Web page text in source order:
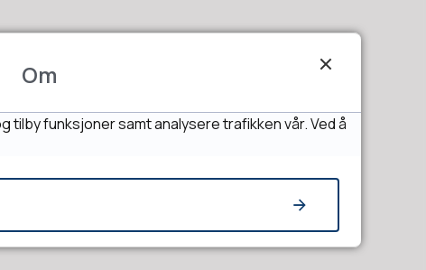
Om
funksjoner samt analysere trafikken vår. Ved å